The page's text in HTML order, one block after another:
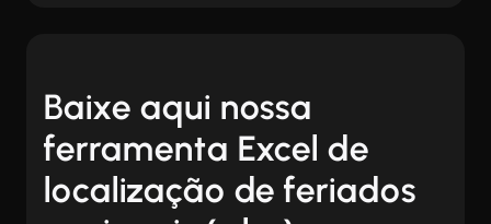
Baixe aqui nossa
ferramenta Excel de
localização de feriados